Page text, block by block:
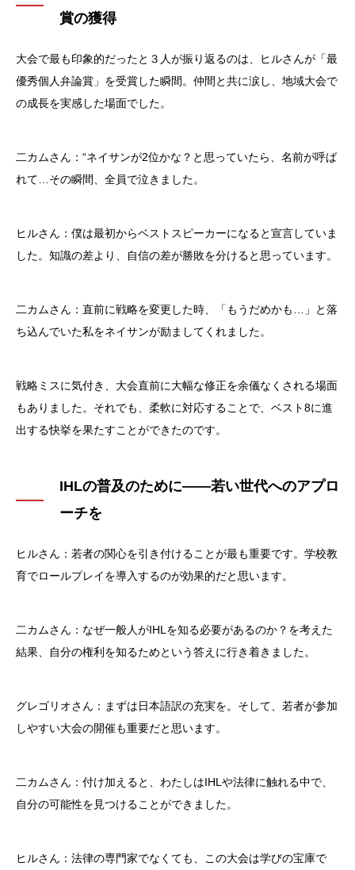
賞の獲得
大会で最も印象的だったと３人が振り返るのは、ヒルさんが「最
優秀個人弁論賞」を受賞した瞬間。仲間と共に涙し、地域大会で
の成長を実感した場面でした。
二カムさん：“ネイサンが2位かな？と思っていたら、名前が呼ば
れて…その瞬間、全員で泣きました。
ヒルさん：僕は最初からベストスピーカーになると宣言していま
した。知識の差より、自信の差が勝敗を分けると思っています。
二カムさん：直前に戦略を変更した時、「もうだめかも…」と落
ち込んでいた私をネイサンが励ましてくれました。
戦略ミスに気付き、大会直前に大幅な修正を余儀なくされる場面
もありました。それでも、柔軟に対応することで、ベスト8に進
出する快挙を果たすことができたのです。
IHLの普及のために——若い世代へのアプロ
ーチを
ヒルさん：若者の関心を引き付けることが最も重要です。学校教
育でロールプレイを導入するのが効果的だと思います。
二カムさん：なぜ一般人がIHLを知る必要があるのか？を考えた
結果、自分の権利を知るためという答えに行き着きました。
グレゴリオさん：まずは日本語訳の充実を。そして、若者が参加
しやすい大会の開催も重要だと思います。
二カムさん：付け加えると、わたしはIHLや法律に触れる中で、
自分の可能性を見つけることができました。
ヒルさん：法律の専門家でなくても、この大会は学びの宝庫で